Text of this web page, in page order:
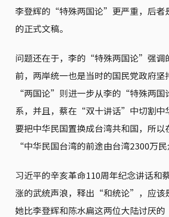
李登辉的“特殊两国论”更严重，后者
的正式文稿。
问题还在于，李的“特殊两国论”强调
前，两岸统一也是当时的国民党政府
“两国论”则进一步从李的“特殊两国
系，并且，蔡在“双十讲话”中切割中
要把中华民国置换成台湾共和国，所
“中华民国台湾的前途由台湾2300万
习近平的辛亥革命110周年纪念讲话
涨的武统声浪，释出“和统论”，应该
她比李登辉和陈水扁这两位大陆讨厌